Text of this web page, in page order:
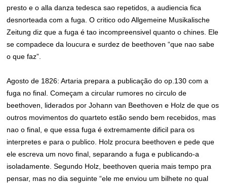
presto e o alla danza tedesca sao repetidos, a audiencia fica
desnorteada com a fuga. O critico odo Allgemeine Musikalische
Zeitung diz que a fuga é tao incompreensivel quanto o chines. Ele
se compadece da loucura e surdez de beethoven “que nao sabe
o que faz”.
Agosto de 1826: Artaria prepara a publicação do op.130 com a
fuga no final. Começam a circular rumores no circulo de
beethoven, liderados por Johann van Beethoven e Holz de que os
outros movimentos do quarteto estão sendo bem recebidos, mas
nao o final, e que essa fuga é extremamente dificil para os
interpretes e para o publico. Holz procura beethoven e pede que
ele escreva um novo final, separando a fuga e publicando-a
isoladamente. Segundo Holz, beethoven queria mais tempo pra
pensar, mas no dia seguinte “ele me enviou um bilhete no qual